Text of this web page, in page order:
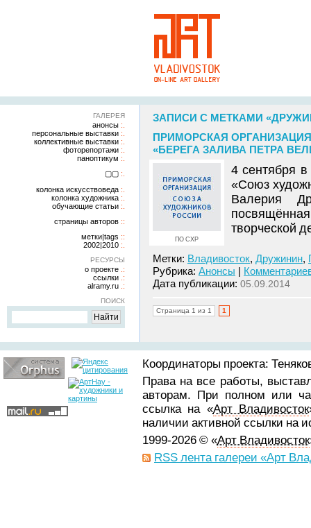
ГАЛЕРЕЯ
анонсы
персональные выставки
коллективные выставки
фоторепортажи
паноптикум
▢▢
колонка искусствоведа
колонка художника
обучающие статьи
страницы авторов
метки|tags
2002|2010
РЕСУРСЫ
о проекте
ссылки
alramy.ru
ПОИСК
ЗАПИСИ С МЕТКАМИ
ПРИМОРСКАЯ
«БЕРЕГА ЗАЛИВА ПЕТРА
ПО СХР
4 сентября
«Союз
Валерия
творческой
Метки: Владивосток, Дружинин,
Рубрика: Анонсы |
Дата публикации: 05.09.2014
Страница 1 из 1 1
Координаторы проекта:
Права на все работы,
авторам. При полном или
ссылка на «Арт Владивосток
наличии активной ссылки на
1999-2026 © «Арт Владивосток
RSS лента галереи «Арт